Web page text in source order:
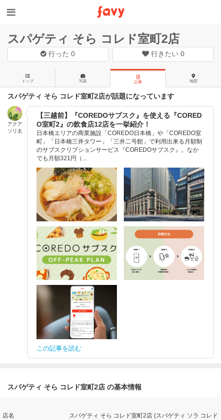
スパゲティ そら コレド室町2店
行った0 行きたい 0
トップ 写真 記事 地図
スパゲティ そら コレド室町2店が話題になっています
アクア
ソリ太
【三越前】『COREDOサブスク』を使える『CORED
O室町2』の飲食店12店を一挙紹介！
日本橋エリアの商業施設「COREDO日本橋」や「COREDO室
町」「日本橋三井タワー」「三井二号館」で利用出来る月額制
のサブスクリプションサービス『COREDOサブスク』。なか
でも月額321円（...
この記事を読む
スパゲティ そら コレド室町2店 の基本情報
店名
スパゲティ そら コレド室町2店 (スパゲティ ソラ コレド